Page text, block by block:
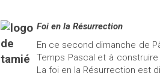
Foi en la Résurrection
En ce second dimanche de
Temps Pascal et à
La foi en la Résurrection est